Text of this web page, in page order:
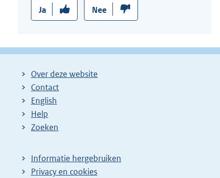
Ja Nee
Over deze website
Contact
English
Help
Zoeken
Informatie hergebruiken
Privacy en cookies